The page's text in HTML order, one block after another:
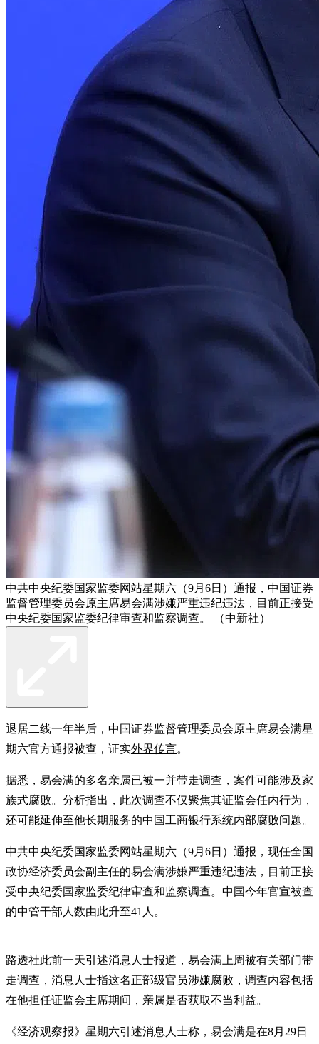
中共中央纪委国家监委网站星期六（9月6日）通报，中国证券
监督管理委员会原主席易会满涉嫌严重违纪违法，目前正接受
中央纪委国家监委纪律审查和监察调查。 （中新社）
退居二线一年半后，中国证券监督管理委员会原主席易会满星
期六官方通报被查，证实外界传言。
据悉，易会满的多名亲属已被一并带走调查，案件可能涉及家
族式腐败。分析指出，此次调查不仅聚焦其证监会任内行为，
还可能延伸至他长期服务的中国工商银行系统内部腐败问题。
中共中央纪委国家监委网站星期六（9月6日）通报，现任全国
政协经济委员会副主任的易会满涉嫌严重违纪违法，目前正接
受中央纪委国家监委纪律审查和监察调查。中国今年官宣被查
的中管干部人数由此升至41人。
路透社此前一天引述消息人士报道，易会满上周被有关部门带
走调查，消息人士指这名正部级官员涉嫌腐败，调查内容包括
在他担任证监会主席期间，亲属是否获取不当利益。
《经济观察报》星期六引述消息人士称，易会满是在8月29日